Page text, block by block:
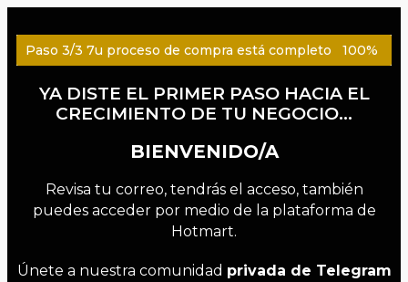
Paso 3/3 7u proceso de compra está completo 100%
YA DISTE EL PRIMER PASO HACIA EL
CRECIMIENTO DE TU NEGOCIO…
BIENVENIDO/A
Revisa tu correo, tendrás el acceso, también
puedes acceder por medio de la plataforma de
Hotmart.
Únete a nuestra comunidad privada de Telegram